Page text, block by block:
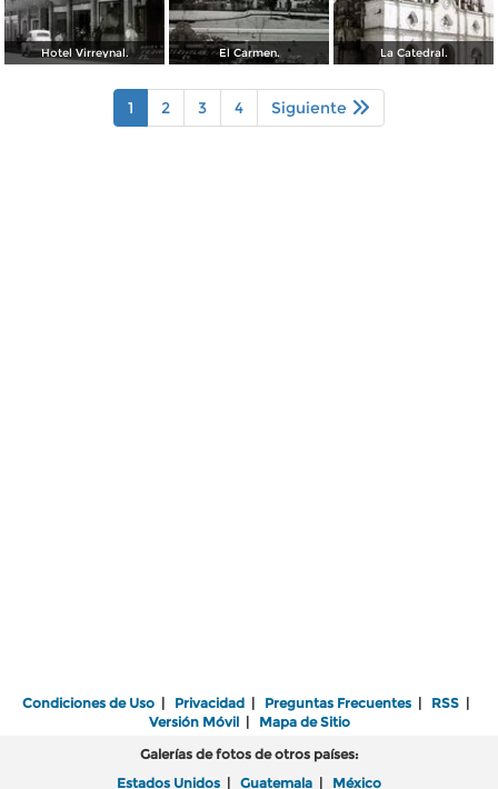
Hotel Virreynal. El Carmen. La Catedral.
1 2 3 4 Siguiente
Condiciones de Uso | Privacidad | Preguntas Frecuentes | RSS |
Versión Móvil| Mapa de Sitio
Galerías de fotos de otros países:
Estados Unidos | Guatemala | México